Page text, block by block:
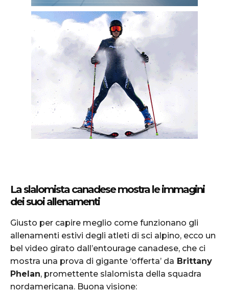
La slalomista canadese mostra le immagini
dei suoi allenamenti
Giusto per capire meglio come funzionano gli
allenamenti estivi degli atleti di sci alpino, ecco un
bel video girato dall’entourage canadese, che ci
mostra una prova di gigante ‘offerta’ da Brittany
Phelan, promettente slalomista della squadra
nordamericana. Buona visione: